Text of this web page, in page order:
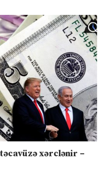
xərclənir –